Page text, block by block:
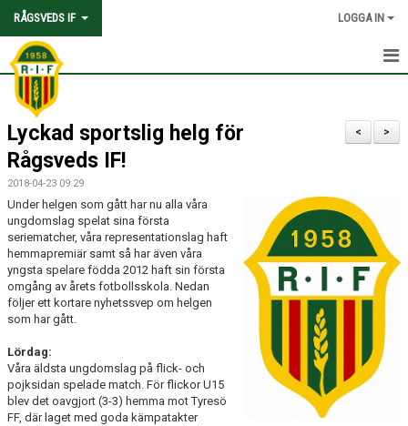
RÅGSVEDS IF LOGGA IN
HEM
KONTAKT
OM FÖRENINGEN
AVGIFTER
TRYGGHET OCH VÄRDEGRUND
KNATTEFOTBOLLSSKOLA
PARTNERSKAP & SPONSRING
SKOLSAMARBETEN
SOCIAL HÅLLBARHET
>
<
Lyckad sportslig helg för
Rågsveds IF!
2018-04-23 09:29
Under helgen som gått har nu alla våra
ungdomslag spelat sina första
seriematcher, våra representationslag haft
hemmapremiär samt så har även våra
yngsta spelare födda 2012 haft sin första
omgång av årets fotbollsskola. Nedan
följer ett kortare nyhetssvep om helgen
som har gått.
Lördag:
Våra äldsta ungdomslag på flick- och
pojksidan spelade match. För flickor U15
blev det oavgjort (3-3) hemma mot Tyresö
FF, där laget med goda kämpatakter